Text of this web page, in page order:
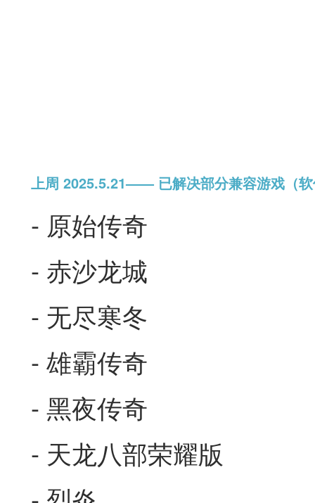
上周 2025.5.21—— 已解决部分兼容游戏（
- 原始传奇
- 赤沙龙城
- 无尽寒冬
- 雄霸传奇
- 黑夜传奇
- 天龙八部荣耀版